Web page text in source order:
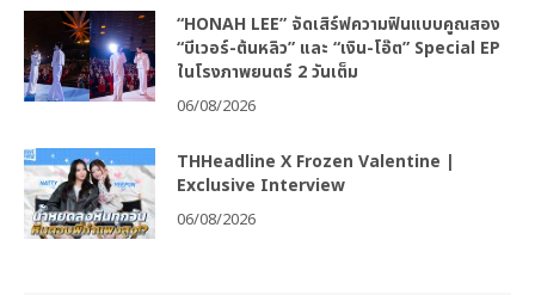
“HONAH LEE” จัดเสิร์ฟความฟินแบบคูณสอง
“บีเวอร์-ต้นหลิว” และ “เงิน-โอ๊ต” Special EP
ในโรงภาพยนตร์ 2 วันเต็ม
06/08/2026
THHeadline X Frozen Valentine |
Exclusive Interview
06/08/2026